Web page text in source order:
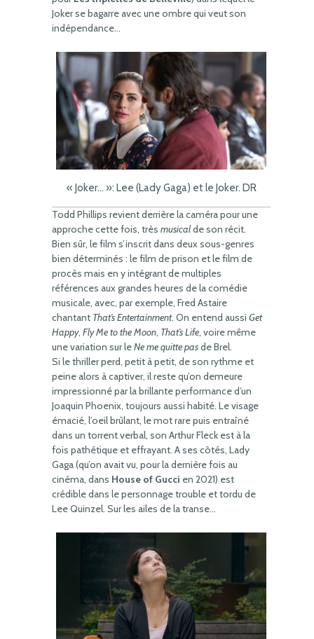
Joker se bagarre avec une ombre qui veut son
indépendance…
« Joker… »: Lee (Lady Gaga) et le Joker. DR
Todd Phillips revient derrière la caméra pour une
approche cette fois, très musicalde son récit.
Bien sûr, le film s’inscrit dans deux sous-genres
bien déterminés : le film de prison et le film de
procès mais en y intégrant de multiples
références aux grandes heures de la comédie
musicale, avec, par exemple, Fred Astaire
chantant That’s Entertainment. On entend aussi Get
Happy, Fly Me to the Moon, That’s Life, voire même
une variation sur leNe me quitte pasde Brel.
Si le thriller perd, petit à petit, de son rythme et
peine alors à captiver, il reste qu’on demeure
impressionné par la brillante performance d’un
Joaquin Phoenix, toujours aussi habité. Le visage
émacié, l’oeil brûlant, le mot rare puis entraîné
dans un torrent verbal, son Arthur Fleck est à la
fois pathétique et effrayant. A ses côtés, Lady
Gaga (qu’on avait vu, pour la dernière fois au
cinéma, dans House of Gucci en 2021) est
crédible dans le personnage trouble et tordu de
Lee Quinzel. Sur les ailes de la transe…